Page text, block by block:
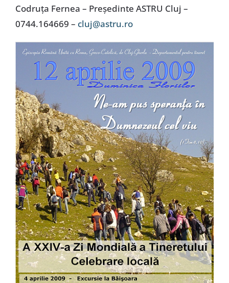
Codruţa Fernea – Preşedinte ASTRU Cluj –
0744.164669 – cluj@astru.ro